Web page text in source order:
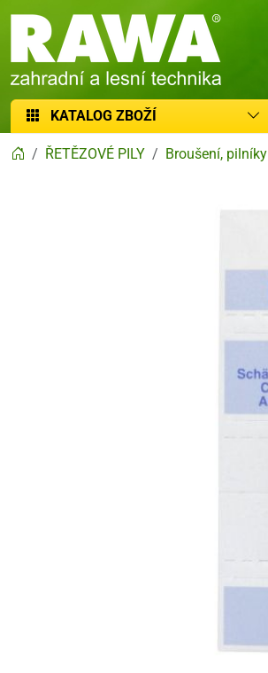
RAWA zahradní a lesní technika
KATALOG ZBOŽÍ
ŘETĚZOVÉ PILY Broušení, pilníky